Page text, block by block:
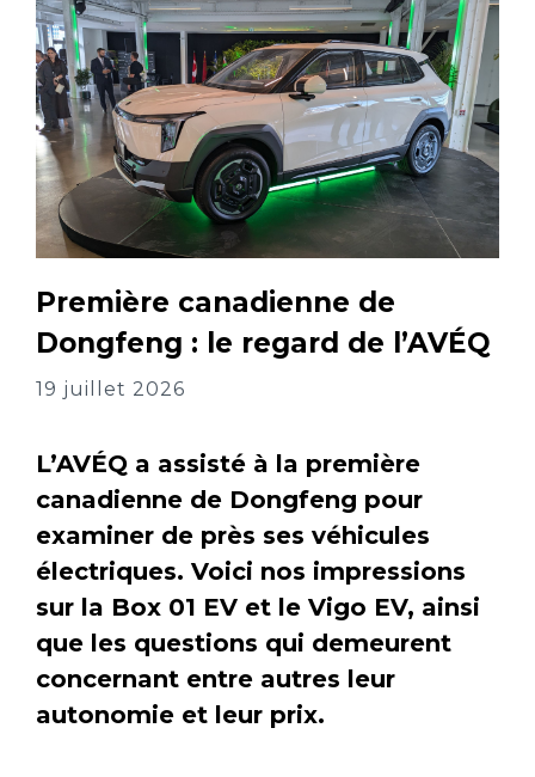
Première canadienne de
Dongfeng : le regard de l’AVÉQ
19 juillet 2026
L’AVÉQ a assisté à la première
canadienne de Dongfeng pour
examiner de près ses véhicules
électriques. Voici nos impressions
sur la Box 01 EV et le Vigo EV, ainsi
que les questions qui demeurent
concernant entre autres leur
autonomie et leur prix.